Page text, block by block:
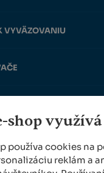
shop
používa cookies na
reklám a
VYVÄZOVANIU